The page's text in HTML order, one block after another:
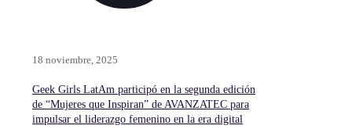
18 noviembre, 2025
Geek Girls LatAm participó en la segunda edición
de “Mujeres que Inspiran” de AVANZATEC para
impulsar el liderazgo femenino en la era digital